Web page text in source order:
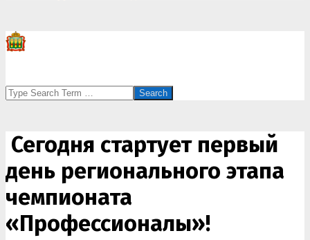
Search
Сегодня стартует первый
день регионального этапа
чемпионата
«Профессионалы»!